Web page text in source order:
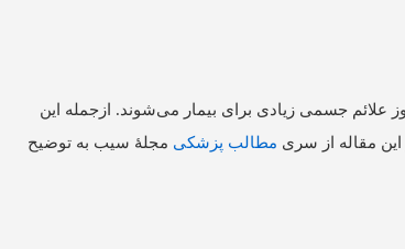
علائم جسمی زیادی برای بیمار می‌شوند. ازجمله این
این مقاله از سری مطالب پزشکی مجلۀ سیب به توضیح